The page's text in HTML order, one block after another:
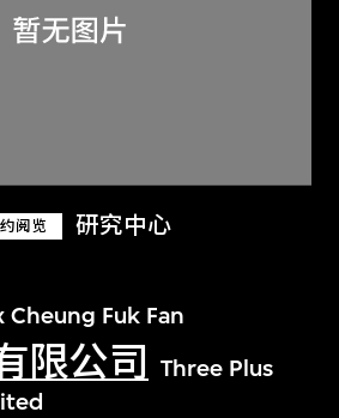
阅览 研究中心
Cheung Fuk Fan
限公司
Three Plus
二十及二十一世纪视觉